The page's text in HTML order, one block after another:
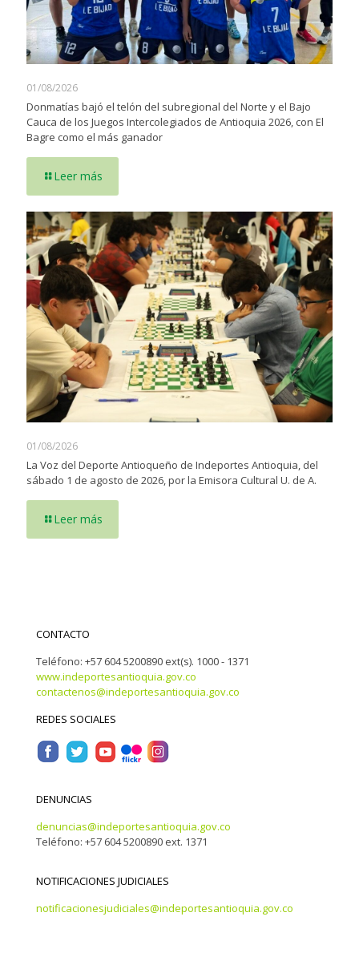
01/08/2026
Donmatías bajó el telón del subregional del Norte y el Bajo
Cauca de los Juegos Intercolegiados de Antioquia 2026, con El
Bagre como el más ganador
Leer más
01/08/2026
La Voz del Deporte Antioqueño de Indeportes Antioquia, del
sábado 1 de agosto de 2026, por la Emisora Cultural U. de A.
Leer más
CONTACTO
Teléfono: +57 604 5200890 ext(s). 1000 - 1371
www.indeportesantioquia.gov.co
contactenos@indeportesantioquia.gov.co
REDES SOCIALES
DENUNCIAS
denuncias@indeportesantioquia.gov.co
Teléfono: +57 604 5200890 ext. 1371
NOTIFICACIONES JUDICIALES
notificacionesjudiciales@indeportesantioquia.gov.co